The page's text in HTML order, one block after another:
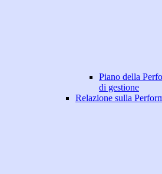
Piano della
di gestione
Relazione sulla